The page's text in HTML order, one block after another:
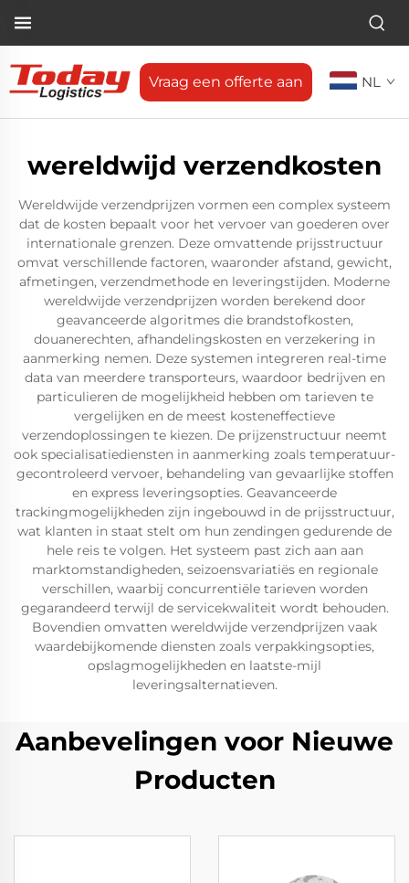
Vraag een offerte aan NL
wereldwijd verzendkosten
Wereldwijde verzendprijzen vormen een complex systeem
dat de kosten bepaalt voor het vervoer van goederen over
internationale grenzen. Deze omvattende prijsstructuur
omvat verschillende factoren, waaronder afstand, gewicht,
afmetingen, verzendmethode en leveringstijden. Moderne
wereldwijde verzendprijzen worden berekend door
geavanceerde algoritmes die brandstofkosten,
douanerechten, afhandelingskosten en verzekering in
aanmerking nemen. Deze systemen integreren real-time
data van meerdere transporteurs, waardoor bedrijven en
particulieren de mogelijkheid hebben om tarieven te
vergelijken en de meest kosteneffectieve
verzendoplossingen te kiezen. De prijzenstructuur neemt
ook specialisatiediensten in aanmerking zoals temperatuur-
gecontroleerd vervoer, behandeling van gevaarlijke stoffen
en express leveringsopties. Geavanceerde
trackingmogelijkheden zijn ingebouwd in de prijsstructuur,
wat klanten in staat stelt om hun zendingen gedurende de
hele reis te volgen. Het systeem past zich aan aan
marktomstandigheden, seizoensvariatiës en regionale
verschillen, waarbij concurrentiële tarieven worden
gegarandeerd terwijl de servicekwaliteit wordt behouden.
Bovendien omvatten wereldwijde verzendprijzen vaak
waardebijkomende diensten zoals verpakkingsopties,
opslagmogelijkheden en laatste-mijl
leveringsalternatieven.
Aanbevelingen voor Nieuwe
Producten